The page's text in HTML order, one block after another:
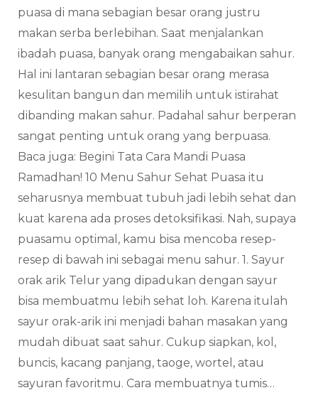
puasa di mana sebagian besar orang justru
makan serba berlebihan. Saat menjalankan
ibadah puasa, banyak orang mengabaikan sahur.
Hal ini lantaran sebagian besar orang merasa
kesulitan bangun dan memilih untuk istirahat
dibanding makan sahur. Padahal sahur berperan
sangat penting untuk orang yang berpuasa.
Baca juga: Begini Tata Cara Mandi Puasa
Ramadhan! 10 Menu Sahur Sehat Puasa itu
seharusnya membuat tubuh jadi lebih sehat dan
kuat karena ada proses detoksifikasi. Nah, supaya
puasamu optimal, kamu bisa mencoba resep-
resep di bawah ini sebagai menu sahur. 1. Sayur
orak arik Telur yang dipadukan dengan sayur
bisa membuatmu lebih sehat loh. Karena itulah
sayur orak-arik ini menjadi bahan masakan yang
mudah dibuat saat sahur. Cukup siapkan, kol,
buncis, kacang panjang, taoge, wortel, atau
sayuran favoritmu. Cara membuatnya tumis…